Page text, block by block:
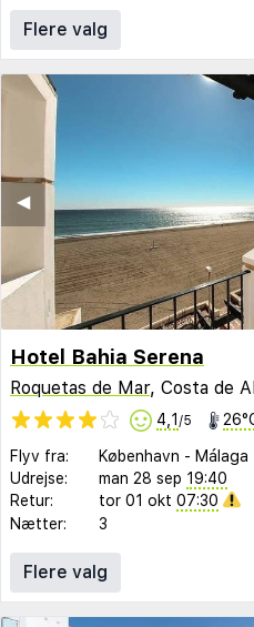
Flere valg
◀︎
Hotel Bahia Serena
Roquetas de Mar, Costa de
4,1 /5
Flyv fra: København - Málaga
Udrejse:
man 28 sep 19:40
Retur:
tor 01 okt 07:30
Nætter:
3
Flere valg